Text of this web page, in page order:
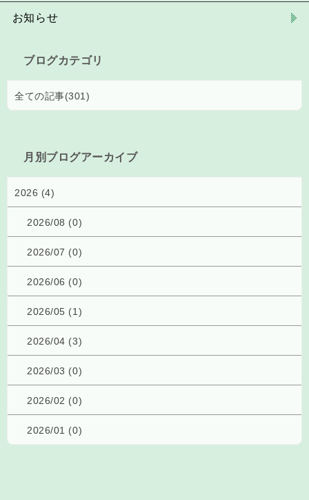
お知らせ
ブログカテゴリ
全ての記事(301)
月別ブログアーカイブ
2026 (4)
2026/08 (0)
2026/07 (0)
2026/06 (0)
2026/05 (1)
2026/04 (3)
2026/03 (0)
2026/02 (0)
2026/01 (0)